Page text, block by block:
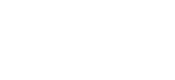
l'ensemble, tandis qu'un